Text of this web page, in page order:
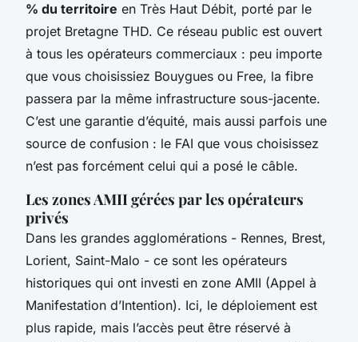
% du territoire en Très Haut Débit, porté par le
projet Bretagne THD. Ce réseau public est ouvert
à tous les opérateurs commerciaux : peu importe
que vous choisissiez Bouygues ou Free, la fibre
passera par la même infrastructure sous-jacente.
C’est une garantie d’équité, mais aussi parfois une
source de confusion : le FAI que vous choisissez
n’est pas forcément celui qui a posé le câble.
Les zones AMII gérées par les opérateurs
privés
Dans les grandes agglomérations - Rennes, Brest,
Lorient, Saint-Malo - ce sont les opérateurs
historiques qui ont investi en zone AMII (Appel à
Manifestation d’Intention). Ici, le déploiement est
plus rapide, mais l’accès peut être réservé à